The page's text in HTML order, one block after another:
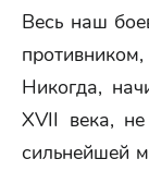
Весь наш
Никогда,
XVII века,
сильнейшей